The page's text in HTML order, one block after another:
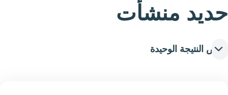
حديد منشأت
عرض النتيجة الوحيدة